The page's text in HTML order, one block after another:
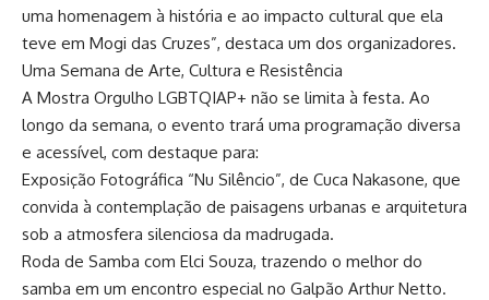
uma homenagem à história e ao impacto cultural que ela
teve em Mogi das Cruzes”, destaca um dos organizadores.
Uma Semana de Arte, Cultura e Resistência
A Mostra Orgulho LGBTQIAP+ não se limita à festa. Ao
longo da semana, o evento trará uma programação diversa
e acessível, com destaque para:
Exposição Fotográfica “Nu Silêncio”, de Cuca Nakasone, que
convida à contemplação de paisagens urbanas e arquitetura
sob a atmosfera silenciosa da madrugada.
Roda de Samba com Elci Souza, trazendo o melhor do
samba em um encontro especial no Galpão Arthur Netto.